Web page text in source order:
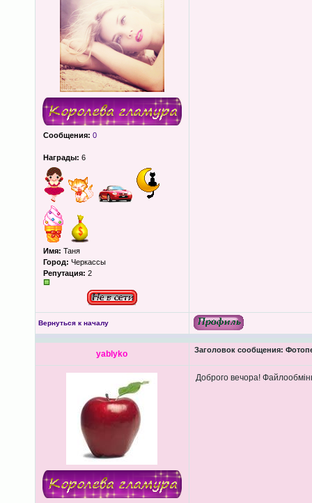
Сообщения: 0
Награды: 6
Имя: Таня
Город: Черкассы
Репутация: 2
Вернуться к началу
yablyko Заголовок сообщения:
Доброго вечора!